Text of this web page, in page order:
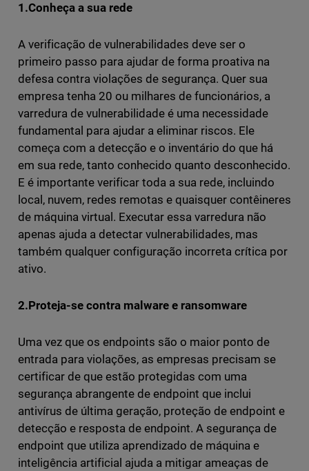
1.Conheça a sua rede
A verificação de vulnerabilidades deve ser o
primeiro passo para ajudar de forma proativa na
defesa contra violações de segurança. Quer sua
empresa tenha 20 ou milhares de funcionários, a
varredura de vulnerabilidade é uma necessidade
fundamental para ajudar a eliminar riscos. Ele
começa com a detecção e o inventário do que há
em sua rede, tanto conhecido quanto desconhecido.
E é importante verificar toda a sua rede, incluindo
local, nuvem, redes remotas e quaisquer contêineres
de máquina virtual. Executar essa varredura não
apenas ajuda a detectar vulnerabilidades, mas
também qualquer configuração incorreta crítica por
ativo.
2.Proteja-se contra malware e ransomware
Uma vez que os endpoints são o maior ponto de
entrada para violações, as empresas precisam se
certificar de que estão protegidas com uma
segurança abrangente de endpoint que inclui
antivírus de última geração, proteção de endpoint e
detecção e resposta de endpoint. A segurança de
endpoint que utiliza aprendizado de máquina e
inteligência artificial ajuda a mitigar ameaças de